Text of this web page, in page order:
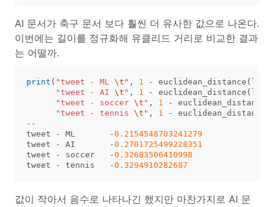
AI 문서가 축구 문서 보다 훨씬 더 유사한 값으로 나온다.
이번에는 길이를 정규화해 유클리드 거리로 비교한 결과
는 어떨까.
print ( "tweet - ML \t " , 1 - euclidean_distance (
"tweet - AI \t " , 1 - euclidean_distance (
"tweet - soccer \t " , 1 - euclidean_distance
"tweet - tennis \t " , 1 - euclidean_distance
--
tweet
- ML -0.2154548703241279
tweet
- AI -0.2701725499228351
tweet
- soccer -0.32683506410998
tweet
- tennis -0.3294910282687
값이 작아서 음수로 나타나긴 했지만 마찬가지로 AI 문